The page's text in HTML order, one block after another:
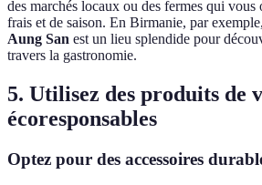
des marchés locaux ou des fermes qui
frais et de saison. En Birmanie, par
Aung San est un lieu splendide pour
travers la gastronomie.
5. Utilisez des produits de
écoresponsables
Optez pour des accessoires